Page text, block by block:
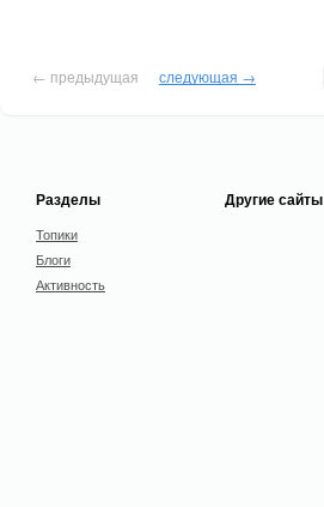
← предыдущая следующая →
Разделы
Топики
Блоги
Активность
Другие сайты